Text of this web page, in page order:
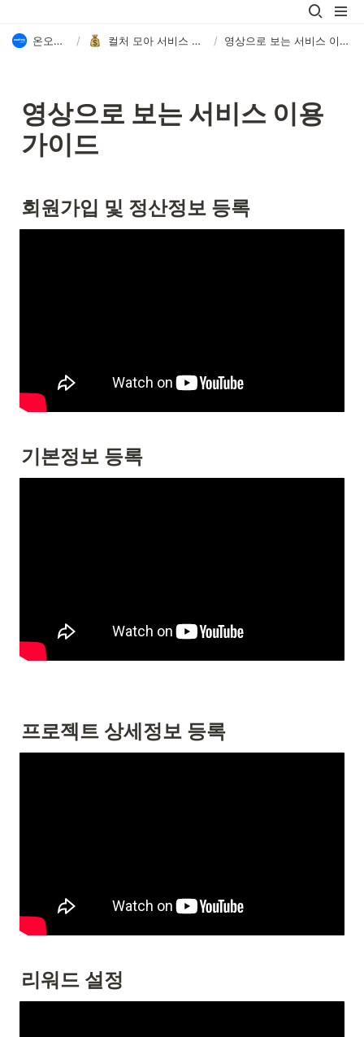
온오프믹스 / 컬처 모아 서비스 이용 가이드 / 영상으로 보는 서비스 이용 가이드
영상으로 보는 서비스 이용
가이드
회원가입 및 정산정보 등록
기본정보 등록
프로젝트 상세정보 등록
리워드 설정